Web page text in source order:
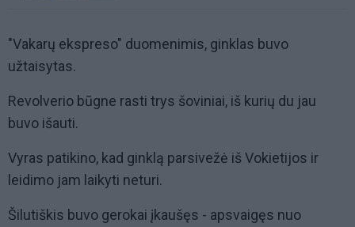
"Vakarų ekspreso" duomenimis, ginklas buvo
užtaisytas.
Revolverio būgne rasti trys šoviniai, iš kurių du jau
buvo išauti.
Vyras patikino, kad ginklą parsivežė iš Vokietijos ir
leidimo jam laikyti neturi.
Šilutiškis buvo gerokai įkaušęs - apsvaigęs nuo